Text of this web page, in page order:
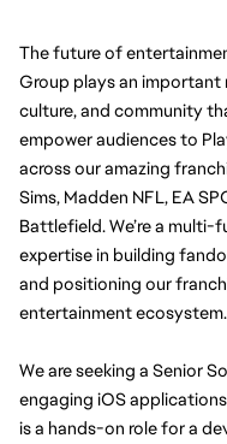
The future of
Group plays an
culture, and community
empower audiences to
across our amazing
Sims, Madden NFL, EA
Battlefield. We’re a
expertise in building
and positioning our
entertainment ecosystem.
We are seeking a Senior
engaging iOS
is a hands-on role for a